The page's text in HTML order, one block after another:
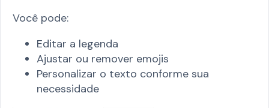
Você pode:
Editar a legenda
Ajustar ou remover emojis
Personalizar o texto conforme sua
necessidade